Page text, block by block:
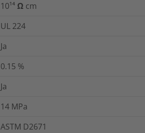
10¹⁴ Ω cm
UL 224
Ja
0.15 %
Ja
14 MPa
ASTM D2671